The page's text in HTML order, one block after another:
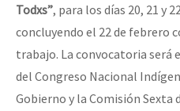
Todxs”, para los días 20, 21 y
concluyendo el 22 de febrero
trabajo. La convocatoria será
del Congreso Nacional
Gobierno y la Comisión Sexta